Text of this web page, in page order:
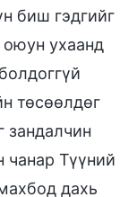
биш гэдгийг
ухаанд
төсөөлдөг
зандалчин
чанар Түүний
дахь